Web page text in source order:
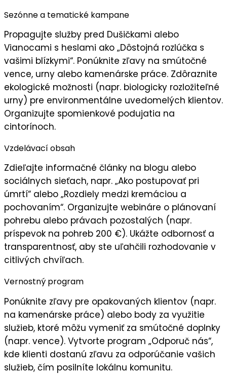
Sezónne a tematické kampane
Propagujte služby pred Dušičkami alebo
Vianocami s heslami ako „Dôstojná rozlúčka s
vašimi blízkymi“. Ponúknite zľavy na smútočné
vence, urny alebo kamenárske práce. Zdôraznite
ekologické možnosti (napr. biologicky rozložiteľné
urny) pre environmentálne uvedomelých klientov.
Organizujte spomienkové podujatia na
cintorínoch.
Vzdelávací obsah
Zdieľajte informačné články na blogu alebo
sociálnych sieťach, napr. „Ako postupovať pri
úmrtí“ alebo „Rozdiely medzi kremáciou a
pochovaním“. Organizujte webináre o plánovaní
pohrebu alebo právach pozostalých (napr.
príspevok na pohreb 200 €). Ukážte odbornosťa
transparentnosť, aby ste uľahčili rozhodovanie v
citlivých chvíľach.
Vernostný program
Ponúknite zľavy pre opakovaných klientov (napr.
na kamenárske práce) alebo body za využitie
služieb, ktoré môžu vymeniť za smútočné doplnky
(napr. vence). Vytvorte program „Odporuč nás“,
kde klienti dostanú zľavu za odporúčanie vašich
služieb, čím posilníte lokálnu komunitu.